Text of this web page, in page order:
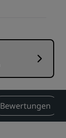
Bewertungen